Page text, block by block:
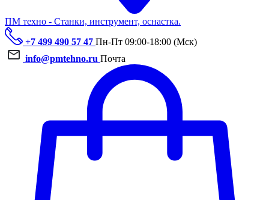
ПМ техно - Станки, инструмент, оснастка.
+7 499 490 57 47 Пн-Пт 09:00-18:00 (Мск)
info@pmtehno.ru Почта